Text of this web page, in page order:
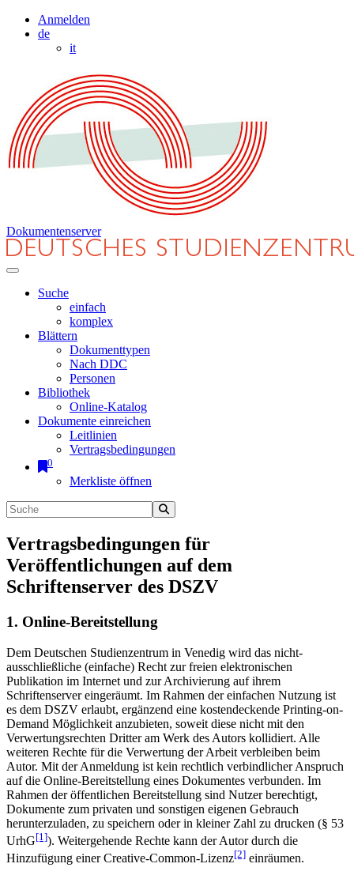
Anmelden
de
it
Dokumentenserver
Suche
einfach
komplex
Blättern
Dokumenttypen
Nach DDC
Personen
Bibliothek
Online-Katalog
Dokumente einreichen
Leitlinien
Vertragsbedingungen
0
Merkliste öffnen
Vertragsbedingungen für
Veröffentlichungen auf dem
Schriftenserver des DSZV
1. Online-Bereitstellung
Dem Deutschen Studienzentrum in Venedig wird das nicht-
ausschließliche (einfache) Recht zur freien elektronischen
Publikation im Internet und zur Archivierung auf ihrem
Schriftenserver eingeräumt. Im Rahmen der einfachen Nutzung ist
es dem DSZV erlaubt, ergänzend eine kostendeckende Printing-on-
Demand Möglichkeit anzubieten, soweit diese nicht mit den
Verwertungsrechten Dritter am Werk des Autors kollidiert. Alle
weiteren Rechte für die Verwertung der Arbeit verbleiben beim
Autor. Mit der Anmeldung ist kein rechtlich verbindlicher Anspruch
auf die Online-Bereitstellung eines Dokumentes verbunden. Im
Rahmen der öffentlichen Bereitstellung sind Nutzer berechtigt,
Dokumente zum privaten und sonstigen eigenen Gebrauch
herunterzuladen, zu speichern oder in kleiner Zahl zu drucken (§ 53
UrhG[1]). Weitergehende Rechte kann der Autor durch die
Hinzufügung einer Creative-Common-Lizenz[2] einräumen.